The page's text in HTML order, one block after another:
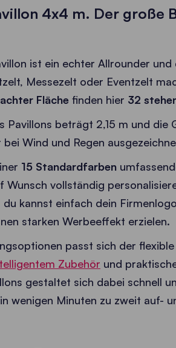
4x4 m. Der große
ist ein echter Allrounder
Messezelt oder Eventzelt
Fläche finden hier 32
Pavillons beträgt 2,15 m und
Wind und Regen
15 Standardfarben
Wunsch vollständig
kannst einfach dein
starken Werbeeffekt erzielen.
passt sich der
Zubehör und
gestaltet sich dabei schnell
wenigen Minuten zu zweit auf-